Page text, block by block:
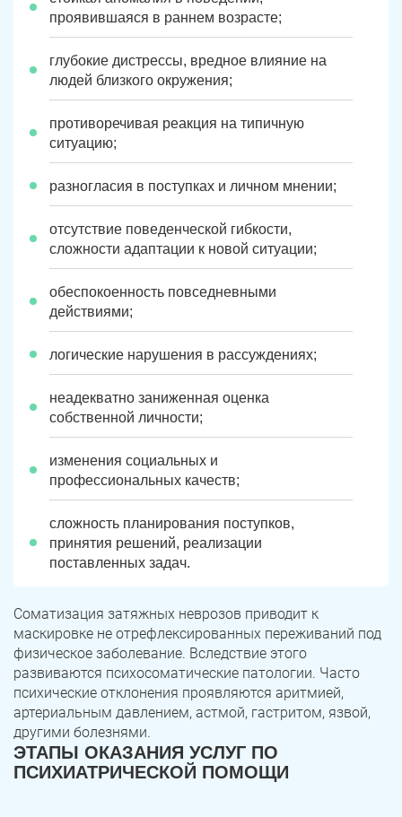
проявившаяся в раннем возрасте;
глубокие дистрессы, вредное влияние на
людей близкого окружения;
противоречивая реакция на типичную
ситуацию;
разногласия в поступках и личном мнении;
отсутствие поведенческой гибкости,
сложности адаптации к новой ситуации;
обеспокоенность повседневными
действиями;
логические нарушения в рассуждениях;
неадекватно заниженная оценка
собственной личности;
изменения социальных и
профессиональных качеств;
сложность планирования поступков,
принятия решений, реализации
поставленных задач.
Соматизация затяжных неврозов приводит к
маскировке не отрефлексированных переживаний под
физическое заболевание. Вследствие этого
развиваются психосоматические патологии. Часто
психические отклонения проявляются аритмией,
артериальным давлением, астмой, гастритом, язвой,
другими болезнями.
ЭТАПЫ ОКАЗАНИЯ УСЛУГ ПО
ПСИХИАТРИЧЕСКОЙ ПОМОЩИ
Записаться
Задать вопрос
Записаться
Юрюзань Верхнеуральск
Зауральский Межозерный
Катав-Ивановск Куса
Пласт Бакал
Усть-Катав Верхний Уфалей
Еманжелинск Карталы
Коркино
Южноуральск Сатка
Чебаркуль Снежинск
Троицк Озерск
Копейск Миасс
Златоуст Магнитогорск
Записаться